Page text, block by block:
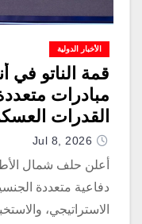
الأخبار الدولية
قمة الناتو في
مبادرات
القدرات
Jul 8, 2026
أعلن حلف شمال
دفاعية متعددة
الاستراتيجي،